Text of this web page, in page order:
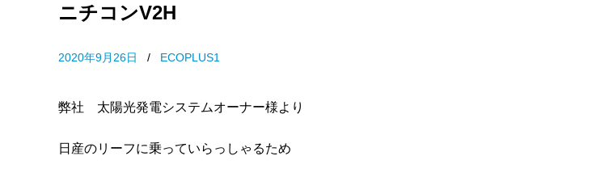
ニチコンV2H
2020年9月26日 / ECOPLUS1
弊社 太陽光発電システムオーナー様より
日産のリーフに乗っていらっしゃるため